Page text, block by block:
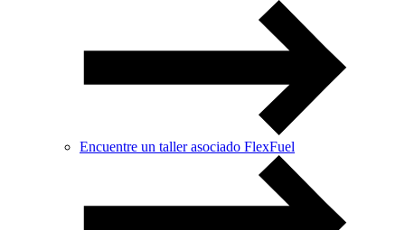
Encuentre un taller asociado FlexFuel